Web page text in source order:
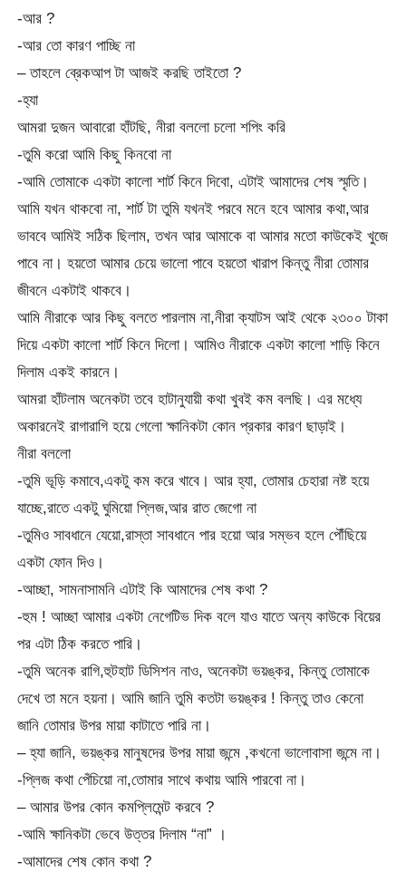
-আর ?
-আর তো কারণ পাচ্ছি না
– তাহলে ব্রেকআপ টা আজই করছি তাইতো ?
-হ্যা
আমরা দুজন আবারো হাঁটছি, নীরা বললো চলো শপিং করি
-তুমি করো আমি কিছু কিনবো না
-আমি তোমাকে একটা কালো শার্ট কিনে দিবো, এটাই আমাদের শেষ স্মৃতি।
আমি যখন থাকবো না, শার্ট টা তুমি যখনই পরবে মনে হবে আমার কথা,আর
ভাববে আমিই সঠিক ছিলাম, তখন আর আমাকে বা আমার মতো কাউকেই খুজে
পাবে না। হয়তো আমার চেয়ে ভালো পাবে হয়তো খারাপ কিন্তু নীরা তোমার
জীবনে একটাই থাকবে।
আমি নীরাকে আর কিছু বলতে পারলাম না,নীরা ক্যাটস আই থেকে ২৩০০ টাকা
দিয়ে একটা কালো শার্ট কিনে দিলো। আমিও নীরাকে একটা কালো শাড়ি কিনে
দিলাম একই কারনে।
আমরা হাঁটলাম অনেকটা তবে হাটানুযায়ী কথা খুবই কম বলছি। এর মধ্যে
অকারনেই রাগারাগি হয়ে গেলো ক্ষানিকটা কোন প্রকার কারণ ছাড়াই।
নীরা বললো
-তুমি ভূড়ি কমাবে,একটু কম করে খাবে। আর হ্যা, তোমার চেহারা নষ্ট হয়ে
যাচ্ছে,রাতে একটু ঘুমিয়ো প্লিজ,আর রাত জেগো না
-তুমিও সাবধানে যেয়ো,রাস্তা সাবধানে পার হয়ো আর সম্ভব হলে পৌঁছিয়ে
একটা ফোন দিও।
-আচ্ছা, সামনাসামনি এটাই কি আমাদের শেষ কথা ?
-হুম ! আচ্ছা আমার একটা নেগেটিভ দিক বলে যাও যাতে অন্য কাউকে বিয়ের
পর এটা ঠিক করতে পারি।
-তুমি অনেক রাগি,হুটহাট ডিসিশন নাও, অনেকটা ভয়ঙ্কর, কিন্তু তোমাকে
দেখে তা মনে হয়না। আমি জানি তুমি কতটা ভয়ঙ্কর ! কিন্তু তাও কেনো
জানি তোমার উপর মায়া কাটাতে পারি না।
– হ্যা জানি, ভয়ঙ্কর মানুষদের উপর মায়া জন্মে ,কখনো ভালোবাসা জন্মে না।
-প্লিজ কথা পেঁচিয়ো না,তোমার সাথে কথায় আমি পারবো না।
– আমার উপর কোন কমপ্লিমেন্ট করবে ?
-আমি ক্ষানিকটা ভেবে উত্তর দিলাম “না” ।
-আমাদের শেষ কোন কথা ?